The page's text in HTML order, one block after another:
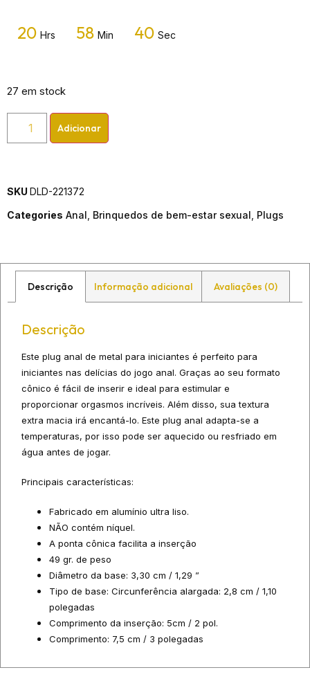
20 Hrs 58 Min 40 Sec
27 em stock
Adicionar
SKU DLD-221372
Categories Anal Brinquedos de bem-estar sexual Plugs
Descrição Informação adicional Avaliações (0)
Descrição
Este plug anal de metal para iniciantes é perfeito para
iniciantes nas delícias do jogo anal. Graças ao seu formato
cônico é fácil de inserir e ideal para estimular e
proporcionar orgasmos incríveis. Além disso, sua textura
extra macia irá encantá-lo. Este plug anal adapta-se a
temperaturas, por isso pode ser aquecido ou resfriado em
água antes de jogar.
Principais características:
Fabricado em alumínio ultra liso.
NÃO contém níquel.
A ponta cônica facilita a inserção
49 gr. de peso
Diâmetro da base: 3,30 cm / 1,29 ”
Tipo de base: Circunferência alargada: 2,8 cm / 1,10
polegadas
Comprimento da inserção: 5cm / 2 pol.
Comprimento: 7,5 cm / 3 polegadas